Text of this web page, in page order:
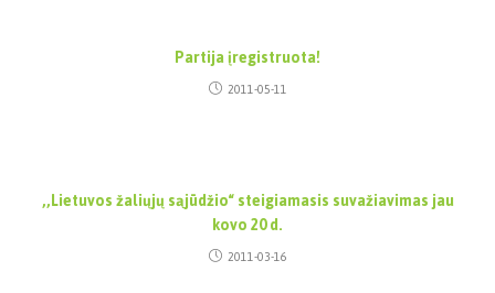
Partija įregistruota!
2011-05-11
,,Lietuvos žaliųjų sąjūdžio“ steigiamasis suvažiavimas jau
kovo 20 d.
2011-03-16